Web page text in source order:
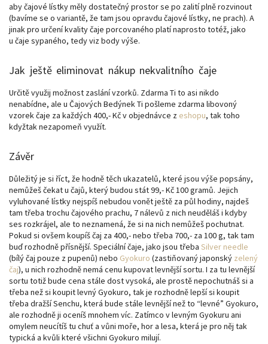
aby čajové lístky měly dostatečný prostor se po zalití plně rozvinout
(bavíme se o variantě, že tam jsou opravdu čajové lístky, ne prach). A
jinak pro určení kvality čaje porcovaného platí naprosto totéž, jako
u čaje sypaného, tedy viz body výše.
Jak ještě eliminovat nákup nekvalitního čaje
Určitě využij možnost zaslání vzorků. Zdarma Ti to asi nikdo
nenabídne, ale u Čajových Bedýnek Ti pošleme zdarma libovoný
vzorek čaje za každých 400,- Kč v objednávce z eshopu, tak toho
kdyžtak nezapomeň využít.
Závěr
Důležitý je si říct, že hodně těch ukazatelů, které jsou výše popsány,
nemůžeš čekat u čajů, který budou stát 99,- Kč 100 gramů. Jejich
vyluhované lístky nejspíš nebudou vonět ještě za půl hodiny, najdeš
tam třeba trochu čajového prachu, 7 nálevů z nich neuděláš i kdyby
ses rozkrájel, ale to neznamená, že si na nich nemůžeš pochutnat.
Pokud si ovšem koupíš čaj za 400,- nebo třeba 700,- za 100 g, tak tam
buď rozhodně přísnější. Speciální čaje, jako jsou třeba Silver needle
(bílý čaj pouze z pupenů) nebo Gyokuro (zastiňovaný japonský zelený
čaj), u nich rozhodně nemá cenu kupovat levnější sortu. I za tu levnější
sortu totiž bude cena stále dost vysoká, ale prostě nepochutnáš si a
třeba než si koupit levný Gyokuro, tak je rozhodně lepší si koupit
třeba dražší Senchu, která bude stále levnější než to “levné” Gyokuro,
ale rozhodně ji oceníš mnohem víc. Zatímco v levným Gyokuru ani
omylem neucítíš tu chuť a vůni moře, hor a lesa, která je pro něj tak
typická a kvůli které všichni Gyokuro milují.